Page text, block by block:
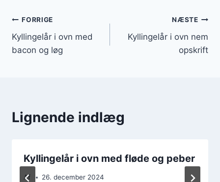
Indlægsnavigation
FORRIGE
Kyllingelår i ovn med
bacon og løg
NÆSTE
Kyllingelår i ovn nem
opskrift
Lignende indlæg
Kyllingelår i ovn med fløde og peber
Af 26. december 2024